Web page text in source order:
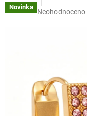
náušnice
Dámske
Novinka
Průměrné
hvězdiček.
Neohodnoceno